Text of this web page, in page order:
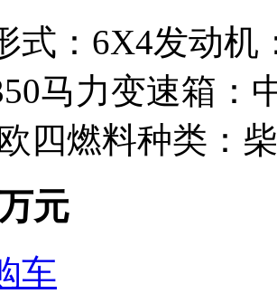
式： 6X4发动机
马力变速箱：
四燃料种类：
元
车